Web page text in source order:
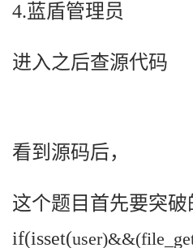
4.蓝盾管理员
进入之后查源代码
看到源码后，
这个题目首先要突破
if(isset(